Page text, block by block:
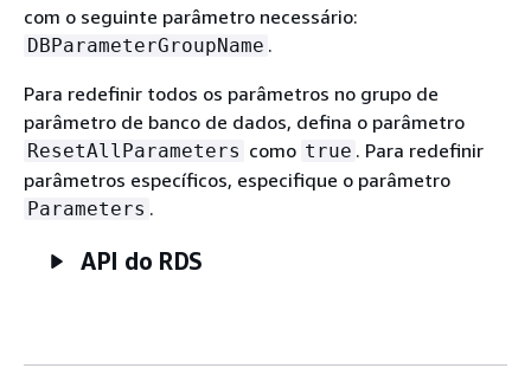
com o seguinte parâmetro necessário:
DBParameterGroupName .
Para redefinir todos os parâmetros no grupo de
parâmetro de banco de dados, defina o parâmetro
ResetAllParameters como true . Para redefinir
parâmetros específicos, especifique o parâmetro
Parameters .
API do RDS